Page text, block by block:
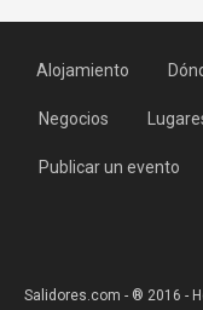
Alojamiento
Negocios
Publicar un evento
Salidores.com - ® 2016 -